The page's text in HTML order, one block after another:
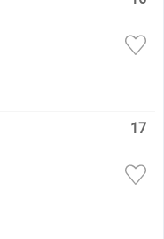
17